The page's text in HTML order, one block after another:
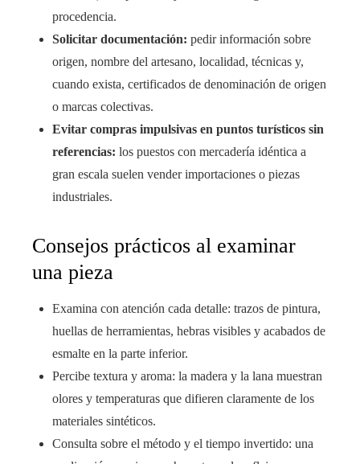
procedencia.
Solicitar documentación: pedir información sobre
origen, nombre del artesano, localidad, técnicas y,
cuando exista, certificados de denominación de origen
o marcas colectivas.
Evitar compras impulsivas en puntos turísticos sin
referencias: los puestos con mercadería idéntica a
gran escala suelen vender importaciones o piezas
industriales.
Consejos prácticos al examinar
una pieza
Examina con atención cada detalle: trazos de pintura,
huellas de herramientas, hebras visibles y acabados de
esmalte en la parte inferior.
Percibe textura y aroma: la madera y la lana muestran
olores y temperaturas que difieren claramente de los
materiales sintéticos.
Consulta sobre el método y el tiempo invertido: una